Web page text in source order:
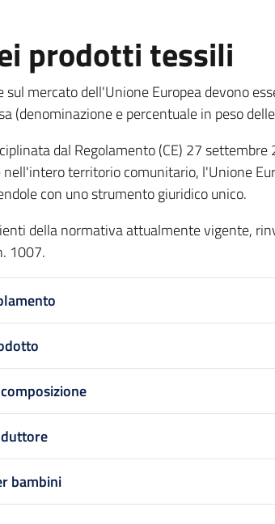
prodotti tessili
sul mercato dell'Unione Europea devono
(denominazione e percentuale in peso
dal Regolamento (CE) 27
territorio comunitario, l'Unione
con uno strumento giuridico unico.
della normativa attualmente vigente,
1007.
bambini